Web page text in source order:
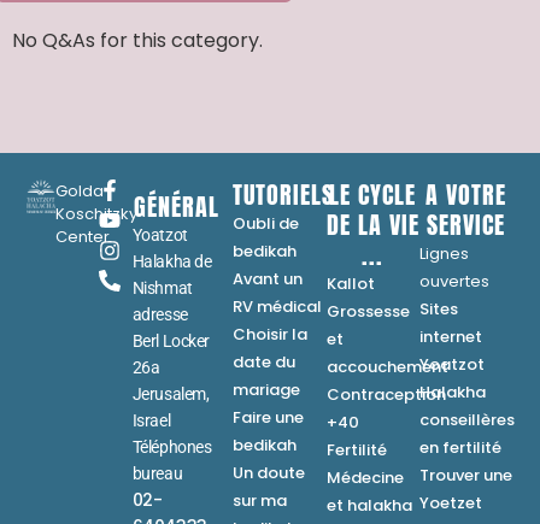
No Q&As for this category.
Golda
Koschitzky
Center
GÉNÉRAL
Yoatzot
Halakha de
Nishmat
adresse
Berl Locker
26a
Jerusalem,
Israel
Téléphones
bureau
02-
TUTORIELS
Oubli de
bedikah
Avant un
RV médical
Choisir la
date du
mariage
Faire une
bedikah
Un doute
sur ma
LE CYCLE
DE LA VIE
...
Kallot
Grossesse
et
accouchement
Contraception
+40
Fertilité
Médecine
et halakha
A VOTRE
SERVICE
Lignes
ouvertes
Sites
internet
Yoatzot
Halakha
conseillères
en fertilité
Trouver une
Yoetzet